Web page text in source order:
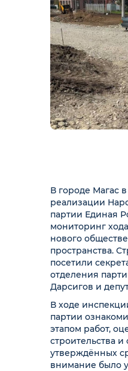
В городе Магас
реализации
партии Единая
мониторинг
нового
пространства.
посетили
отделения
Дарсигов и
В ходе
партии
этапом работ,
строительства
утверждённых
внимание было